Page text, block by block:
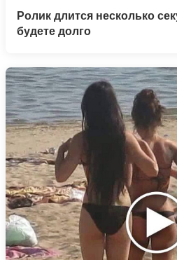
Ролик длится несколько
будете долго